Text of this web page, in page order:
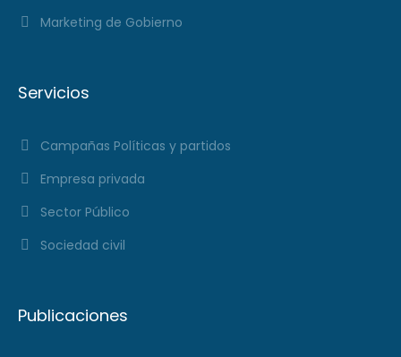
Marketing de Gobierno
Servicios
Campañas Políticas y partidos
Empresa privada
Sector Público
Sociedad civil
Publicaciones